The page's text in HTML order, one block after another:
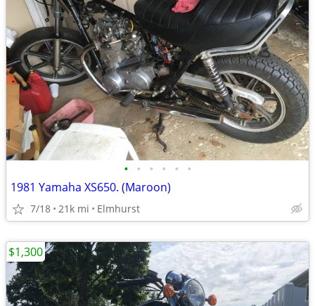
• • • • • •
1981 Yamaha XS650. (Maroon)
7/18 21k mi Elmhurst
$1,300